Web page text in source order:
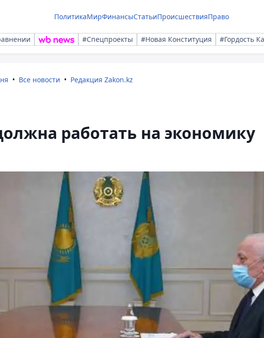
ПолитикаМирФинансыСтатьиПроисшествияПраво
#Спецпроекты #Новая Конституция #Гордость
Все новости Редакция Zakon.kz
работать на экономику